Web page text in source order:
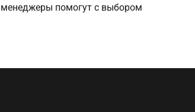
менеджеры помогут с выбором